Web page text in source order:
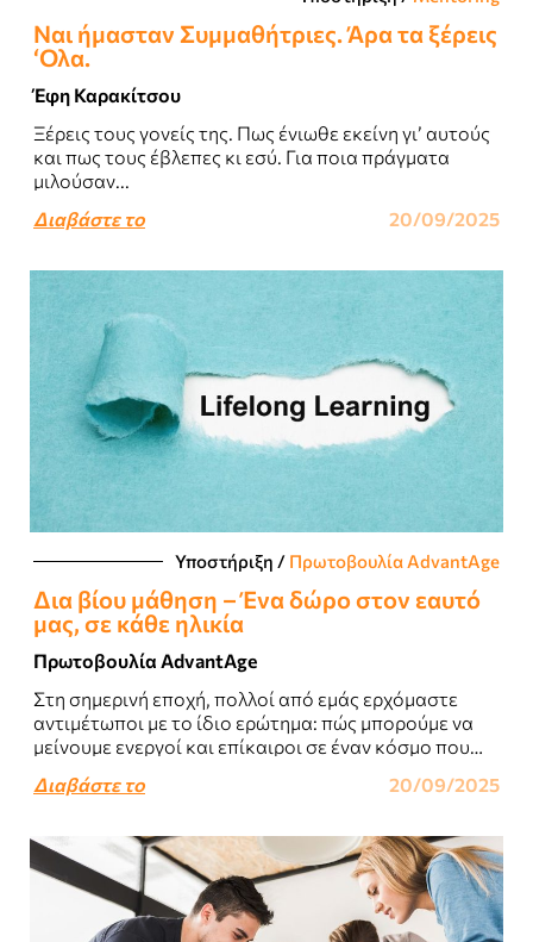
Ναι ήμασταν Συμμαθήτριες. Άρα τα ξέρεις
‘Ολα.
Έφη Καρακίτσου
Ξέρεις τους γονείς της. Πως ένιωθε εκείνη γι’ αυτούς
και πως τους έβλεπες κι εσύ. Για ποια πράγματα
μιλούσαν...
Διαβάστε το
20/09/2025
Υποστήριξη / Πρωτοβουλία AdvantAge
Δια βίου μάθηση – Ένα δώρο στον εαυτό
μας, σε κάθε ηλικία
Πρωτοβουλία AdvantAge
Στη σημερινή εποχή, πολλοί από εμάς ερχόμαστε
αντιμέτωποι με το ίδιο ερώτημα: πώς μπορούμε να
μείνουμε ενεργοί και επίκαιροι σε έναν κόσμο που
Διαβάστε το 20/09/2025